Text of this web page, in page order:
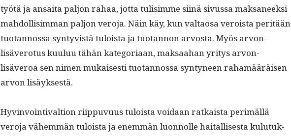
työtä ja ansai­ta paljon rahaa, jot­ta tulisimme siinä sivus­sa mak­sa­neek­si
mah­dol­lisim­man paljon vero­ja. Näin käy, kun val­taosa veroista per­itään
tuotan­nos­sa syn­tyvistä tuloista ja tuotan­non arvos­ta. Myös arvon­
lisävero­tus kuu­luu tähän kat­e­go­ri­aan, mak­saa­han yri­tys arvon­
lisäveroa sen nimen mukaises­ti tuotan­nos­sa syn­tyneen rahamääräisen
arvon lisäyksestä.
Hyv­in­voin­ti­val­tion riip­pu­vu­us tuloista voidaan ratkaista per­imäl­lä
vero­ja vähem­män tuloista ja enem­män luon­nolle haitallis­es­ta kulu­tuk­